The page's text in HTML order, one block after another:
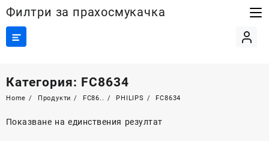
Skip
content
Филтри за прахосмукачка
Категория: FC8634
Home Продукти FC86.. PHILIPS FC8634
Показване на единствения резултат